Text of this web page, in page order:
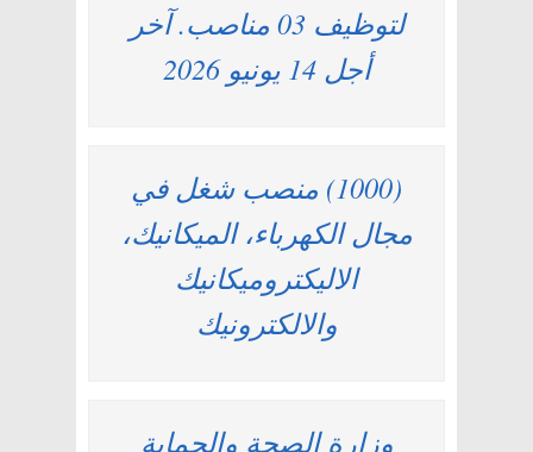
لتوظيف 03 مناصب. آخر
أجل 14 يونيو 2026
(1000) منصب شغل في
مجال الكهرباء، الميكانيك،
الاليكتروميكانيك
والالكترونيك
وزارة الصحة والحماية